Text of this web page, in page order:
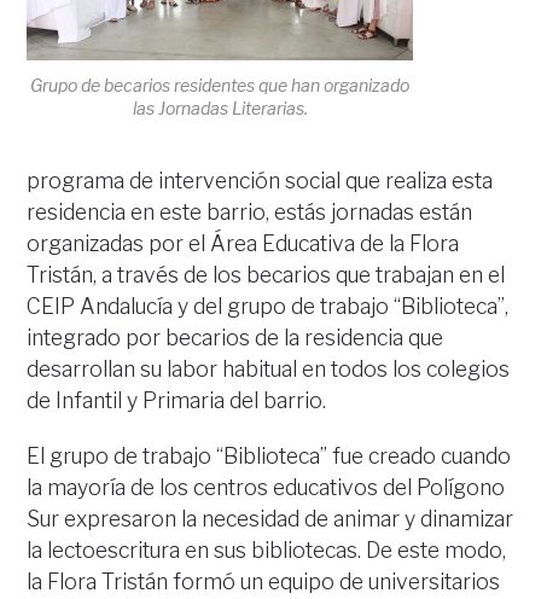
Grupo de becarios residentes que han organizado
las Jornadas Literarias.
programa de intervención social que realiza esta
residencia en este barrio, estás jornadas están
organizadas por el Área Educativa de la Flora
Tristán, a través de los becarios que trabajan en el
CEIP Andalucía y del grupo de trabajo “Biblioteca”,
integrado por becarios de la residencia que
desarrollan su labor habitual en todos los colegios
de Infantil y Primaria del barrio.
El grupo de trabajo “Biblioteca” fue creado cuando
la mayoría de los centros educativos del Polígono
Sur expresaron la necesidad de animar y dinamizar
la lectoescritura en sus bibliotecas. De este modo,
la Flora Tristán formó un equipo de universitarios